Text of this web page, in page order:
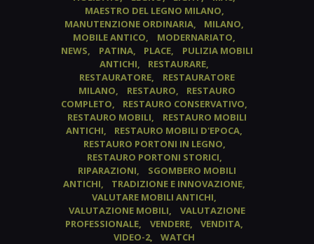
MAESTRO DEL LEGNO MILANO
MANUTENZIONE ORDINARIA
MILANO
MOBILE ANTICO
MODERNARIATO
NEWS
PATINA PLACE
PULIZIA MOBILI
ANTICHI
RESTAURARE
RESTAURATORE
RESTAURATORE
MILANO
RESTAURO
RESTAURO
COMPLETO
RESTAURO CONSERVATIVO
RESTAURO MOBILI
RESTAURO MOBILI
ANTICHI
RESTAURO MOBILI D'EPOCA
RESTAURO PORTONI IN LEGNO
RESTAURO PORTONI STORICI
RIPARAZIONI
SGOMBERO MOBILI
ANTICHI
TRADIZIONE E INNOVAZIONE
VALUTARE MOBILI ANTICHI
VALUTAZIONE MOBILI
VALUTAZIONE
PROFESSIONALE
VENDERE
VENDITA
VIDEO-2
WATCH